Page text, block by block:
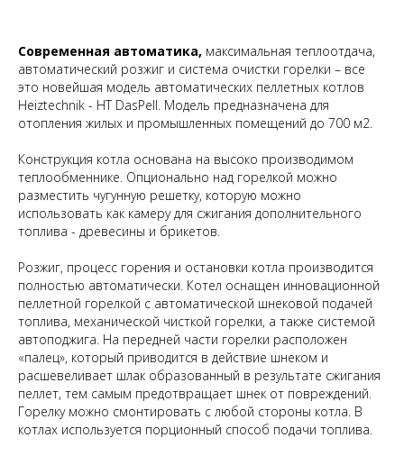
Современная автоматика, максимальная теплоотдача,
автоматический розжиг и система очистки горелки – все
это новейшая модель автоматических пеллетных котлов
Heiztechnik - НТ DasPell. Модель предназначена для
отопления жилых и промышленных помещений до 700 м2.
Конструкция котла основана на высоко производимом
теплообменнике. Опционально над горелкой можно
разместить чугунную решетку, которую можно
использовать как камеру для сжигания дополнительного
топлива - древесины и брикетов.
Розжиг, процесс горения и остановки котла производится
полностью автоматически. Котел оснащен инновационной
пеллетной горелкой с автоматической шнековой подачей
топлива, механической чисткой горелки, а также системой
автоподжига. На передней части горелки расположен
«палец», который приводится в действие шнеком и
расшевеливает шлак образованный в результате сжигания
пеллет, тем самым предотвращает шнек от повреждений.
Горелку можно смонтировать с любой стороны котла. В
котлах используется порционный способ подачи топлива.